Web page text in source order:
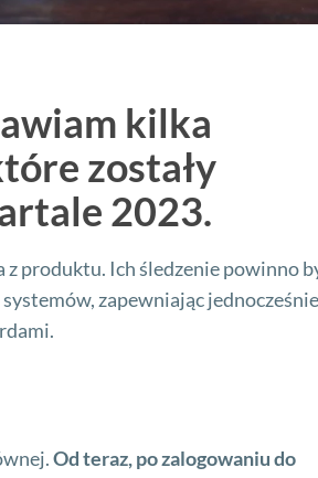
kilka
e zostały
le 2023.
produktu. Ich śledzenie powinno
zapewniając jednocześnie
Od teraz, po zalogowaniu do